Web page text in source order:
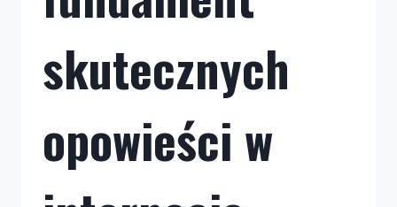
skutecznych
opowieści w